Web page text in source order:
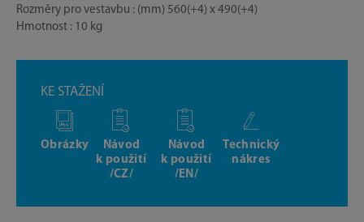
Rozměry pro vestavbu : (mm) 560(+4) x 490(+4)
Hmotnost : 10 kg
KE STAŽENÍ
Obrázky
Návod
k použití
/CZ/
Návod
k použití
/EN/
Technický
nákres